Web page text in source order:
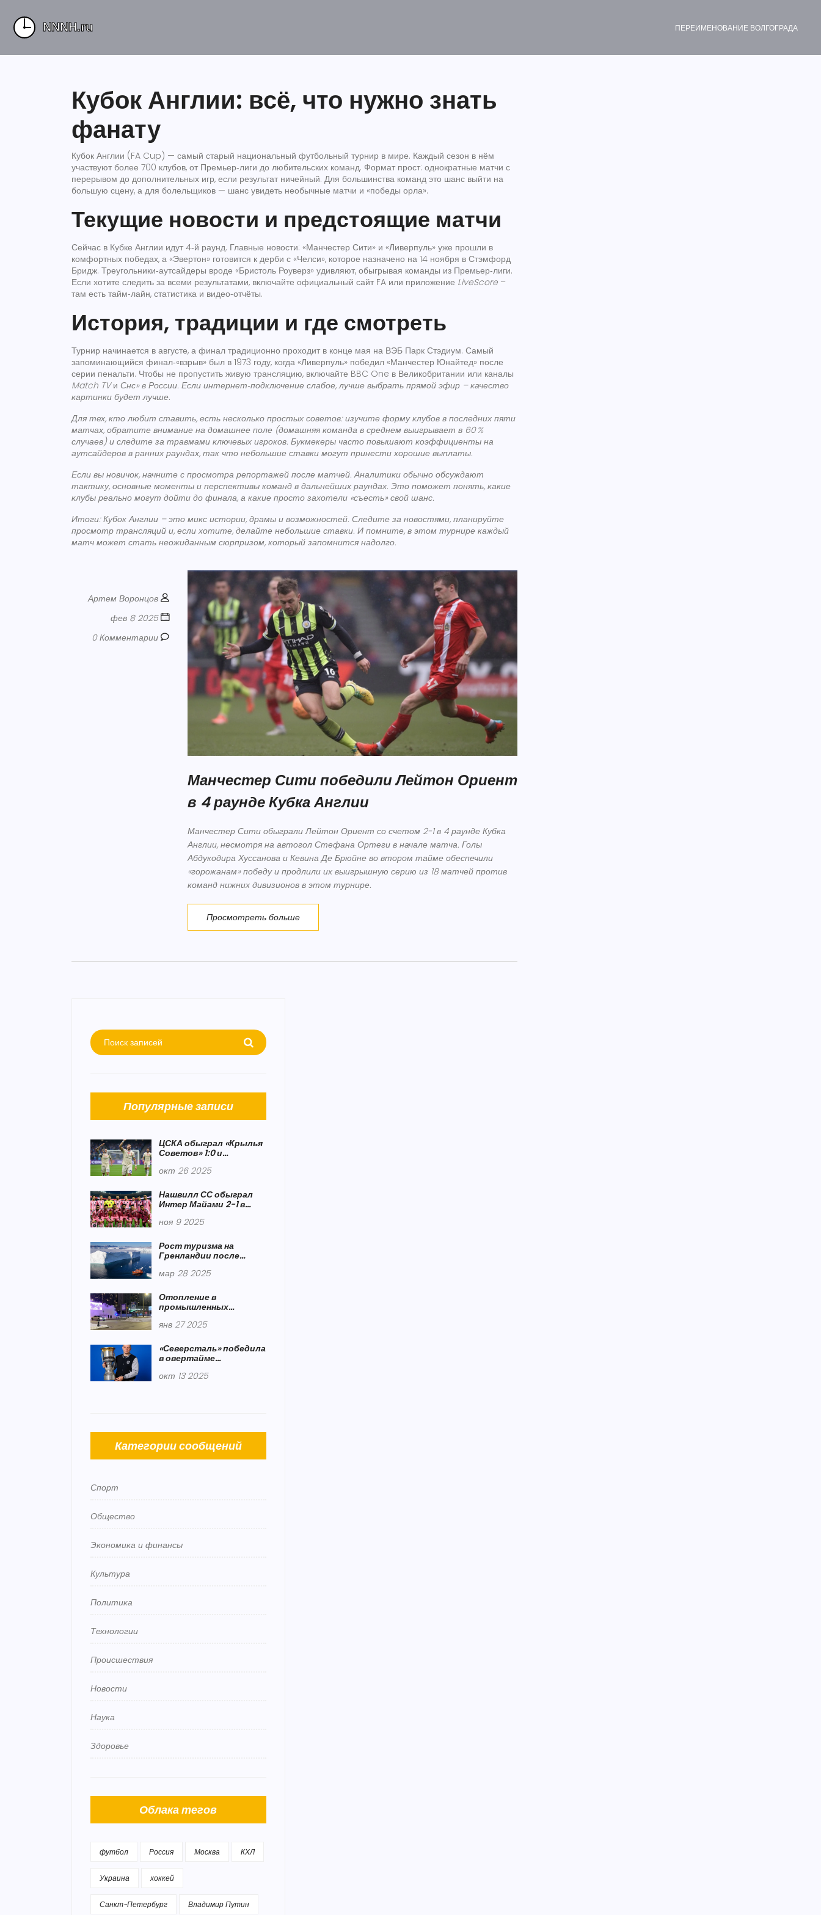
ПЕРЕИМЕНОВАНИЕ ВОЛГОГРАДА
Кубок Англии: всё, что нужно знать
фанату
Кубок Англии (FA Cup) — самый старый национальный футбольный турнир в мире. Каждый сезон в нём
участвуют более 700 клубов, от Премьер‑лиги до любительских команд. Формат прост: однократные матчи с
перерывом до дополнительных игр, если результат ничейный. Для большинства команд это шанс выйти на
большую сцену, а для болельщиков — шанс увидеть необычные матчи и «победы орла».
Текущие новости и предстоящие матчи
Сейчас в Кубке Англии идут 4‑й раунд. Главные новости: «Манчестер Сити» и «Ливерпуль» уже прошли в
комфортных победах, а «Эвертон» готовится к дерби с «Челси», которое назначено на 14 ноября в Стэмфорд
Бридж. Треугольники‑аутсайдеры вроде «Бристоль Роуверз» удивляют, обыгрывая команды из Премьер‑лиги.
Если хотите следить за всеми результатами, включайте официальный сайт FA или приложение LiveScore –
там есть тайм‑лайн, статистика и видео‑отчёты.
История, традиции и где смотреть
Турнир начинается в августе, а финал традиционно проходит в конце мая на ВЭБ Парк Стэдиум. Самый
запоминающийся финал‑«взрыв» был в 1973 году, когда «Ливерпуль» победил «Манчестер Юнайтед» после
серии пенальти. Чтобы не пропустить живую трансляцию, включайте BBC One в Великобритании или каналы
Match TVи Снс» в России. Если интернет‑подключение слабое, лучше выбрать прямой эфир – качество
картинки будет лучше.
Для тех, кто любит ставить, есть несколько простых советов: изучите форму клубов в последних пяти
матчах, обратите внимание на домашнее поле (домашняя команда в среднем выигрывает в 60 %
случаев) и следите за травмами ключевых игроков. Букмекеры часто повышают коэффициенты на
аутсайдеров в ранних раундах, так что небольшие ставки могут принести хорошие выплаты.
Если вы новичок, начните с просмотра репортажей после матчей. Аналитики обычно обсуждают
тактику, основные моменты и перспективы команд в дальнейших раундах. Это поможет понять, какие
клубы реально могут дойти до финала, а какие просто захотели «съесть» свой шанс.
Итоги: Кубок Англии – это микс истории, драмы и возможностей. Следите за новостями, планируйте
просмотр трансляций и, если хотите, делайте небольшие ставки. И помните, в этом турнире каждый
матч может стать неожиданным сюрпризом, который запомнится надолго.
Артем Воронцов
фев 8 2025
0 Комментарии
Манчестер Сити победили Лейтон Ориент
в 4 раунде Кубка Англии
Манчестер Сити обыграли Лейтон Ориент со счетом 2-1 в 4 раунде Кубка
Англии, несмотря на автогол Стефана Ортеги в начале матча. Голы
Абдукодира Хуссанова и Кевина Де Брюйне во втором тайме обеспечили
«горожанам» победу и продлили их выигрышную серию из 18 матчей против
команд нижних дивизионов в этом турнире.
Просмотреть больше
Популярные записи
ЦСКА обыграл «Крылья
Советов» 1:0 и
окт 26 2025
Нашвилл СС обыграл
Интер Майами 2-1 в
отыгравшись после
ноя 9 2025
Рост туризма на
Гренландии после
аннексии
мар 28 2025
Отопление в
промышленных
восстановление
домах
янв 27 2025
«Северсталь» победила
в овертайме
«Арена‑2000‑Локомотив»
окт 13 2025
Категории сообщений
Спорт
Общество
Экономика и финансы
Культура
Политика
Технологии
Происшествия
Новости
Наука
Здоровье
Облака тегов
футбол Россия Москва КХЛ
Украина хоккей
Санкт-Петербург Владимир Путин